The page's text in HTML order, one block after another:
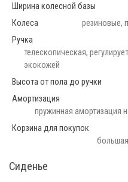
Ширина колесной базы
Колеса
резиновые,
Ручка
телескопическая,
экокожей
Высота от пола до ручки
Амортизация
пружинная амортизация
Корзина для покупок
Сиденье